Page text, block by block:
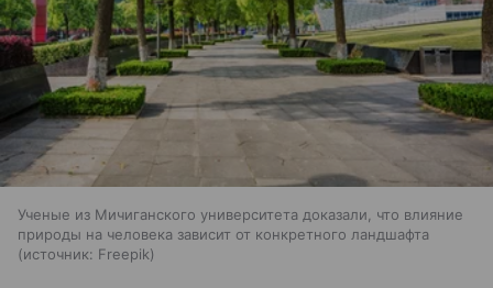
Ученые из Мичиганского университета доказали, что влияние
природы на человека зависит от конкретного ландшафта
источник: Freepik